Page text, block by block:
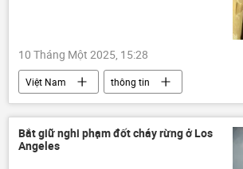
10 Tháng Một 2025, 15:28
Việt Nam
thông tin
quản lý thị trường
Quản lý Thị trường
thực phẩm
an toàn thực phẩm
thực phẩm quá hạn
Bắt giữ nghi phạm đốt cháy rừng ở Los
Angeles